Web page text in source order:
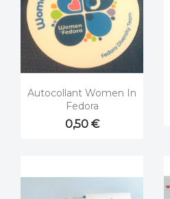
Aperçu rapide
Autocollant Women In
Fedora
0,50 €